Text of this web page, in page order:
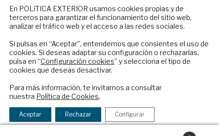
Informe Semanal de Política Exterior
Afkar/Ideas
© 2026 - Fundación Análisis de Política
Exterior. Todos los derechos reservadosAviso
Legal|Política de Privacidad y de Cookies
Financiado por el Programa KIT Digital. Plan de
Recuperación, Transformación y Resiliencia de
En POLíTICA EXTERIOR usamos cookies propias y de
terceros para garantizar el funcionamiento del sitio web,
analizar el tráfico web y el acceso a las redes sociales.
Si pulsas en “Aceptar”, entendemos que consientes el uso de
cookies. Si deseas adaptar su configuración o rechazarlas,
pulsa en “Configuración cookies” y selecciona el tipo de
cookies que deseas desactivar.
Para más información, te invitamos a consultar
nuestra Política de Cookies.
Aceptar Rechazar Configurar
NEWSLETTER
Suscríbase a nuestro boletín electrónico y
reciba en su correo el mejor análisis
internacional en español.
Checkbox
acepto
la
política de privacidad